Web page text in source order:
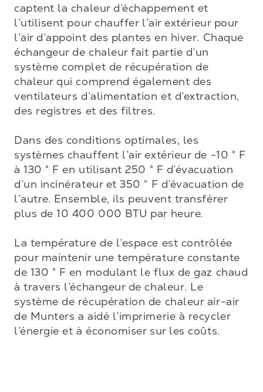
captent la chaleur d’échappement et
l’utilisent pour chauffer l’air extérieur pour
l’air d’appoint des plantes en hiver. Chaque
échangeur de chaleur fait partie d’un
système complet de récupération de
chaleur qui comprend également des
ventilateurs d’alimentation et d’extraction,
des registres et des filtres.
Dans des conditions optimales, les
systèmes chauffent l’air extérieur de -10 ° F
à 130 ° F en utilisant 250 ° F d’évacuation
d’un incinérateur et 350 ° F d’évacuation de
l’autre. Ensemble, ils peuvent transférer
plus de 10 400 000 BTU par heure.
La température de l’espace est contrôlée
pour maintenir une température constante
de 130 ° F en modulant le flux de gaz chaud
à travers l’échangeur de chaleur. Le
système de récupération de chaleur air-air
de Munters a aidé l’imprimerie à recycler
l’énergie et à économiser sur les coûts.